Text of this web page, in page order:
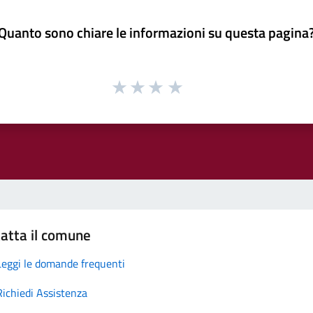
sono chiare le informazioni su questa
il comune
le domande frequenti
Assistenza